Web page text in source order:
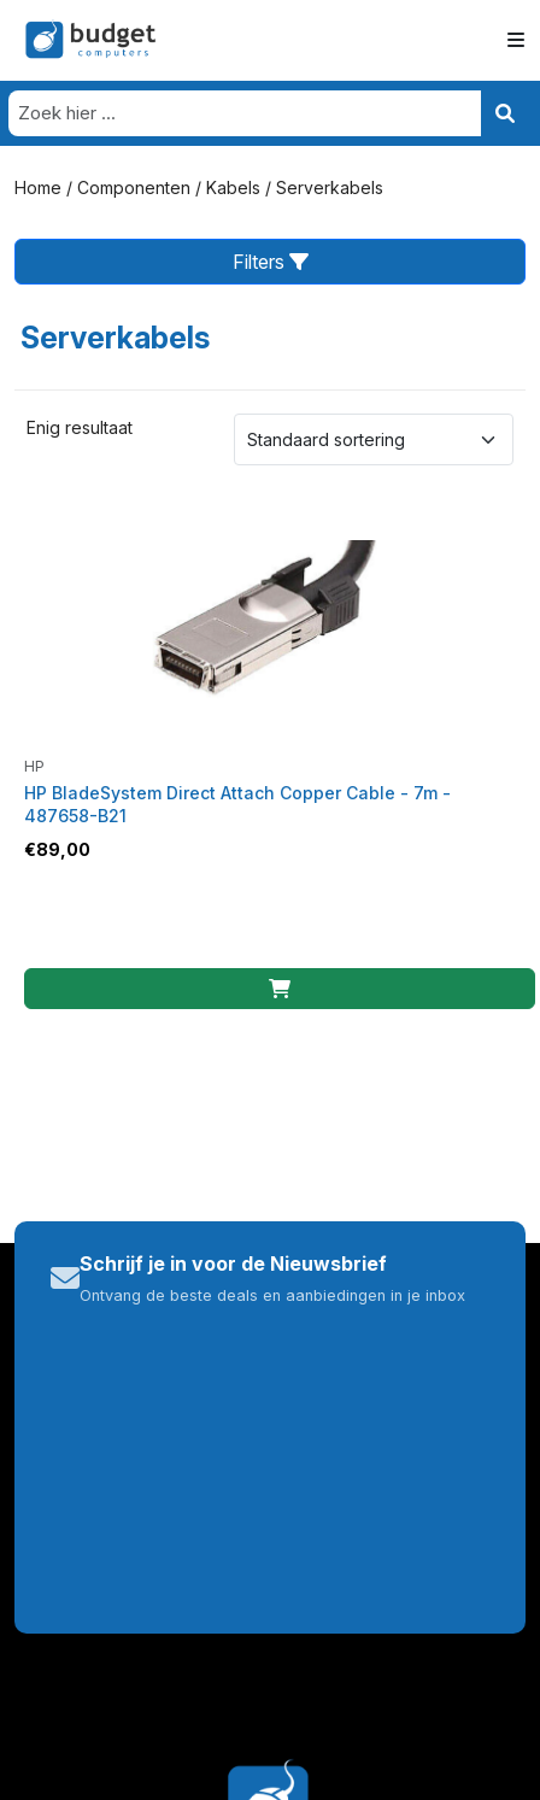
Home / Componenten / Kabels / Serverkabels
Filters
Serverkabels
Enig resultaat
HP
HP BladeSystem Direct Attach Copper Cable - 7m -
487658-B21
€89,00
Schrijf je in voor de Nieuwsbrief
Ontvang de beste deals en aanbiedingen in je inbox